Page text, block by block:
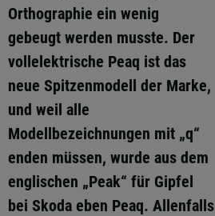
Orthographie ein wenig
gebeugt werden musste. Der
vollelektrische Peaq ist das
neue Spitzenmodell der Marke,
und weil alle
Modellbezeichnungen mit „q“
enden müssen, wurde aus dem
englischen „Peak“ für Gipfel
bei Skoda eben Peaq. Allenfalls